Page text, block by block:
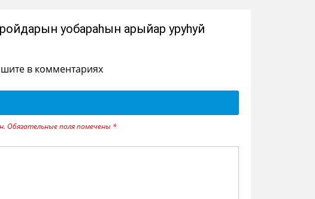
уобараһын арыйар уруһуй
в комментариях
Обязательные поля помечены *